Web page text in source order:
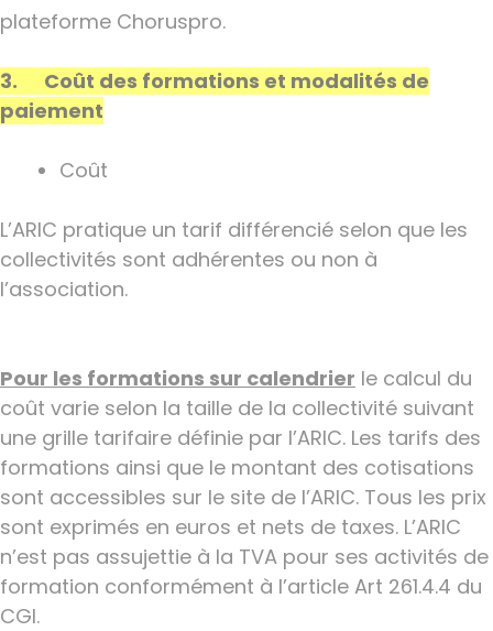
plateforme Choruspro.
3. Coût des formations et modalités de
paiement
Coût
L’ARIC pratique un tarif différencié selon que les
collectivités sont adhérentes ou non à
l’association.
Pour les formations sur calendrier le calcul du
coût varie selon la taille de la collectivité suivant
une grille tarifaire définie par l’ARIC. Les tarifs des
formations ainsi que le montant des cotisations
sont accessibles sur le site de l’ARIC. Tous les prix
sont exprimés en euros et nets de taxes. L’ARIC
n’est pas assujettie à la TVA pour ses activités de
formation conformément à l’article Art 261.4.4 du
CGI.